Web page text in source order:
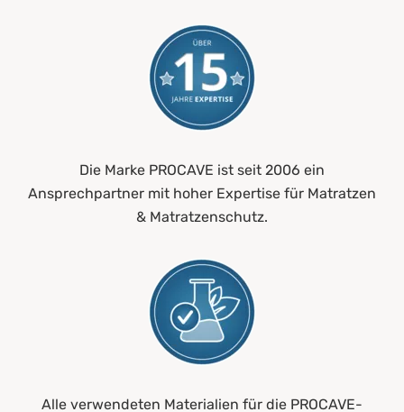
Die Marke PROCAVE ist seit 2006 ein
Ansprechpartner mit hoher Expertise für Matratzen
& Matratzenschutz.
Alle verwendeten Materialien für die PROCAVE-